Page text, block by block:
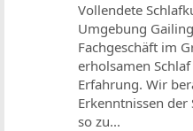
Vollendete
Umgebung
Fachgeschäft im
erholsamen
Erfahrung. Wir
Erkenntnissen
so zu...